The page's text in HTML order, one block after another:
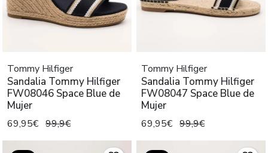
Tommy Hilfiger
Sandalia Tommy Hilfiger
FW08046 Space Blue de
Mujer
69,95€ 99,9€
Tommy Hilfiger
Sandalia Tommy Hilfiger
FW08047 Space Blue de
Mujer
69,95€ 99,9€